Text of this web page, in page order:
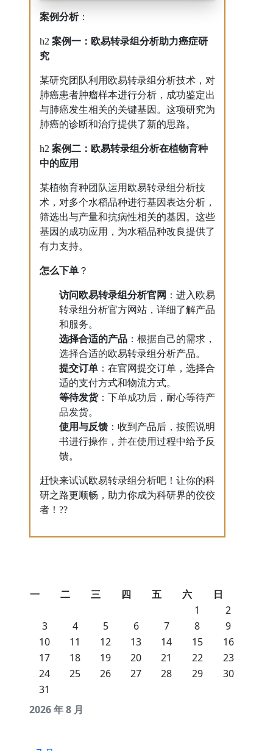
案例分析：
h2 案例一：欧易转录组分析助力癌症研
究
某研究团队利用欧易转录组分析技术，对
肺癌患者肿瘤样本进行分析，成功鉴定出
与肺癌发生相关的关键基因。这项研究为
肺癌的诊断和治疗提供了新的思路。
h2 案例二：欧易转录组分析在植物育种
中的应用
某植物育种团队运用欧易转录组分析技
术，对多个水稻品种进行基因表达分析，
筛选出与产量和抗病性相关的基因。这些
基因的成功应用，为水稻品种改良提供了
有力支持。
怎么下单 ？
访问欧易转录组分析官网 ：进入欧易
转录组分析官方网站，详细了解产品
和服务。
选择合适的产品 ：根据自己的需求，
选择合适的欧易转录组分析产品。
提交订单 ：在官网提交订单，选择合
适的支付方式和物流方式。
等待发货：下单成功后，耐心等待产
品发货。
使用与反馈 ：收到产品后，按照说明
书进行操作，并在使用过程中给予反
馈。
赶快来试试欧易转录组分析吧！让你的科
研之路更顺畅，助力你成为科研界的佼佼
者！??
2026 年 8 月
一 二 三 四 五 六
日
1
2
3
4 5 6 7 8
9
10
11 12 13 14 15
16
17
18 19 20 21 22
23
24
25 26 27 28 29
30
31